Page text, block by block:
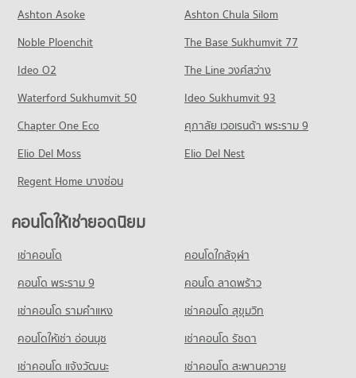
คอนโด วิทยาลัยพิบูลประชาสรรค์แผนกประถม
484 โครงการ
คอนโดให้เช่า วิทยาลัยพิบูลประชาสรรค์แผนกประถม
มีคอนโดให้เช่า 35,673 ประกาศ
ขายคอนโด วิทยาลัยพิบูลประชาสรรค์แผนกประถม
มีคอนโดขาย 12,648 ประกาศ
คอนโด รร.ทรินิตี้ อินเตอร์เนชั่นแนล
มีคอนโดให้เช่า 45,088 ประกาศ
ขายคอนโด รร.ทรินิตี้ อินเตอร์เนชั่นแนล
มีคอนโดขาย 16,767 ประกาศ
คอนโด รร.สายน้ำผึ้ง
มีคอนโดให้เช่า 51,899 ประกาศ
ขายคอนโด รร.สายน้ำผึ้ง
ขายคอนโด เทอมินอล 21 อโศก
648 โครงการ
คอนโดให้เช่า วัน แบงค็อก
มีคอนโดขาย 14,597 ประกาศ
คอนโด เซ็นทรัลเวิลด์
คอนโดให้เช่า เซ็นทรัลเวิลด์
มีคอนโดให้เช่า 33,551 ประกาศ
มีคอนโดขาย 13,008 ประกาศ
คอนโด เทสโก้โลตัส เอ็กตร้า พระราม 4
673 โครงการ
คอนโดให้เช่า เทสโก้โลตัส เอ็กตร้า พระราม 4
มีคอนโดให้เช่า 40,586 ประกาศ
คอนโดให้เช่า ถนนวิทยุ
มีคอนโดให้เช่า 9,371 ประกาศ
ขายคอนโด ถนนวิทยุ
มีคอนโดขาย 3,650 ประกาศ
คอนโด ถนนเพชรบุรี กรุงเทพฯ
มีคอนโดให้เช่า 45,205 ประกาศ
ขายคอนโด ถนนเพชรบุรี กรุงเทพฯ
มีคอนโดขาย 16,024 ประกาศ
คอนโด ถนนเพชรบุรี (ตัดใหม่) กรุงเทพฯ
มีคอนโดให้เช่า 31,911 ประกาศ
ขายคอนโด ถนนเพชรบุรี (ตัดใหม่) กรุงเทพฯ
มีคอนโดขาย 11,345 ประกาศ
261 โครงการ
618 โครงการ
คอนโดให้เช่า รพ.พระราม 9
มีคอนโดขาย 16,326 ประกาศ
คอนโด รพ.คามิลเลียน
703 โครงการ
คอนโดให้เช่า รพ.คามิลเลียน
มีคอนโดให้เช่า 54,080 ประกาศ
ขายคอนโด รพ.คามิลเลียน
มีคอนโดขาย 19,426 ประกาศ
คอนโด รพ.กรุงเทพ
626 โครงการ
คอนโดให้เช่า รพ.กรุงเทพ
มีคอนโดให้เช่า 47,138 ประกาศ
ขายคอนโด รพ.กรุงเทพ
มีคอนโดขาย 17,259 ประกาศ
Ashton Asoke
Ashton Chula Silom
Noble Ploenchit
The Base Sukhumvit 77
Ideo O2
The Line วงศ์สว่าง
Waterford Sukhumvit 50
Ideo Sukhumvit 93
Chapter One Eco
ศุภาลัย เวอเรนด้า พระราม 9
Elio Del Moss
Elio Del Nest
Regent Home บางซ่อน
คอนโดให้เช่ายอดนิยม
เช่าคอนโด
คอนโดใกล้จุฬา
คอนโด พระราม 9
คอนโด ลาดพร้าว
เช่าคอนโด รามคําแหง
เช่าคอนโด สุขุมวิท
คอนโดให้เช่า อ่อนนุช
เช่าคอนโด รัชดา
เช่าคอนโด แจ้งวัฒนะ
เช่าคอนโด สะพานควาย